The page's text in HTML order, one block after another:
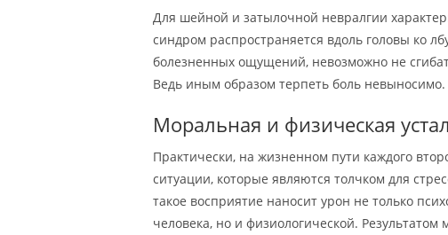
Для шейной и затылочной невралгии
синдром распространяется вдоль головы ко
болезненных ощущений, невозможно не
Ведь иным образом терпеть боль невыносимо.
Моральная и физическая
Практически, на жизненном пути каждого
ситуации, которые являются толчком для
такое восприятие наносит урон не только
человека, но и физиологической.